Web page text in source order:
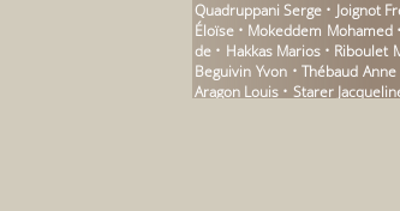
Quadruppani Serge • Joignot
Éloïse • Mokeddem Mohamed
de • Hakkas Marios • Riboulet
Beguivin Yvon • Thébaud
Aragon Louis • Starer